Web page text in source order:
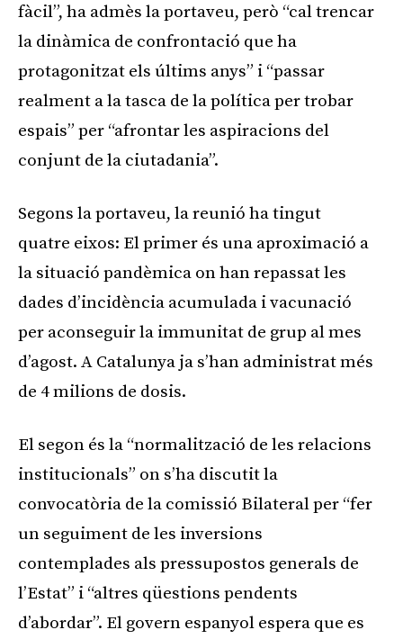
fàcil”, ha admès la portaveu, però “cal trencar
la dinàmica de confrontació que ha
protagonitzat els últims anys” i “passar
realment a la tasca de la política per trobar
espais” per “afrontar les aspiracions del
conjunt de la ciutadania”.
Segons la portaveu, la reunió ha tingut
quatre eixos: El primer és una aproximació a
la situació pandèmica on han repassat les
dades d’incidència acumulada i vacunació
per aconseguir la immunitat de grup al mes
d’agost. A Catalunya ja s’han administrat més
de 4 milions de dosis.
El segon és la “normalització de les relacions
institucionals” on s’ha discutit la
convocatòria de la comissió Bilateral per “fer
un seguiment de les inversions
contemplades als pressupostos generals de
l’Estat” i “altres qüestions pendents
d’abordar”. El govern espanyol espera que es